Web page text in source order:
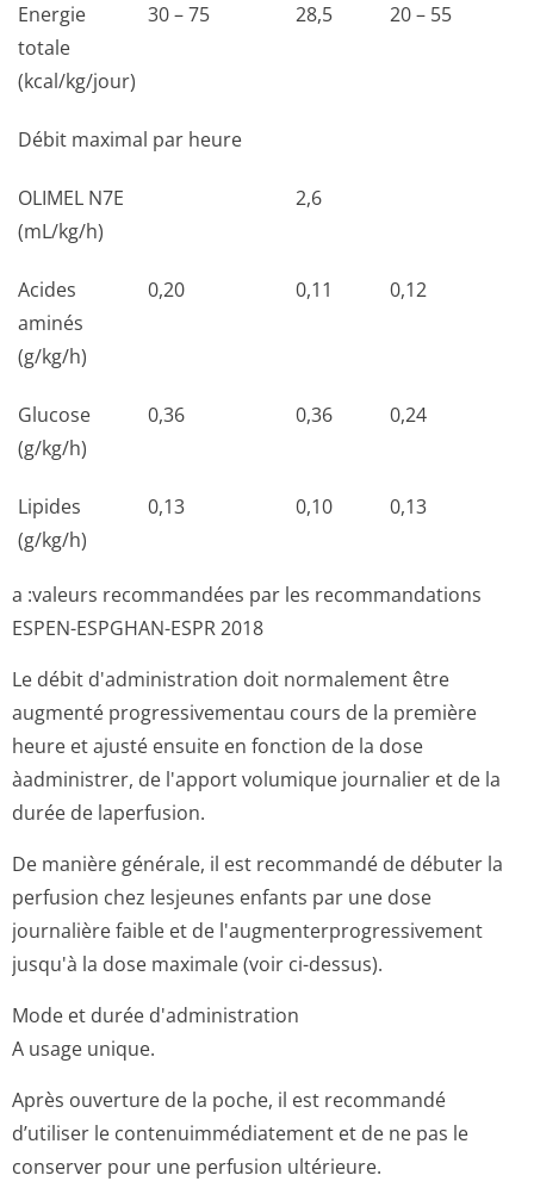
Energie
totale
(kcal/kg/jour)
30 – 75 28,5 20 – 55
Débit maximal par heure
OLIMEL N7E
(mL/kg/h)
2,6
Acides
aminés
(g/kg/h)
0,20 0,11 0,12
Glucose
(g/kg/h)
0,36 0,36 0,24
Lipides
(g/kg/h)
0,13 0,10 0,13
a :valeurs recommandées par les recommandations
ESPEN-ESPGHAN-ESPR 2018
Le débit d'administration doit normalement être
augmenté progressivementau cours de la première
heure et ajusté ensuite en fonction de la dose
àadministrer, de l'apport volumique journalier et de la
durée de laperfusion.
De manière générale, il est recommandé de débuter la
perfusion chez lesjeunes enfants par une dose
journalière faible et de l'augmenterpro­gressivement
jusqu'à la dose maximale (voir ci-dessus).
Mode et durée d'administration
A usage unique.
Après ouverture de la poche, il est recommandé
d’utiliser le contenuimmédi­atement et de ne pas le
conserver pour une perfusion ultérieure.